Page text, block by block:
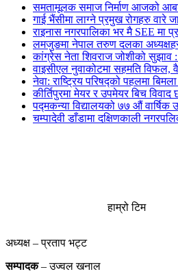
समतामूलक समाज निर्माण आजको
गाई भैंसीमा लाग्ने प्रमुख रोगहरु वारे
राइनास नगरपालिका भर मै SEE मा
लमजुङमा नेपाल तरुण दलका
कांग्रेस नेता शिवराज जोशीको
वाइसीएल नुवाकोटमा सहमति विफल,
नेवा: राष्ट्रिय परिषद्को पहलमा
कीर्तिपुरमा मेयर र उपमेयर बिच
पद्मकन्या विद्यालयको ७७ औं
चम्पादेवी डाँडामा दक्षिणकाली
हाम्रो टिम
अध्यक्ष – प्रताप भट्ट
सम्पादक– उज्वल खनाल